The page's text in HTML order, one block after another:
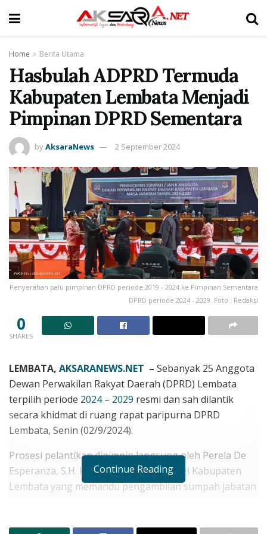
Home Berita Utama
Hasbulah ADPRD Termuda
Kabupaten Lembata Menjadi
Pimpinan DPRD Sementara
byAksaraNews 2 September 2024
Penyerahan palu pimpinan DPRD periode 2019 - 2024 ke Pimpinan Sementara
DPRD periode 2024 - 2029. Foto : Redaksi
0
SHARES
LEMBATA, AKSARANEWS.NET – Sebanyak 25 Anggota
Dewan Perwakilan Rakyat Daerah (DPRD) Lembata
terpilih periode 2024 – 2029 resmi dan sah dilantik
secara khidmat di ruang rapat paripurna DPRD
Lembata, Senin (02/9/2024).
Prosesi pelantikan dipimpin langsung oleh Perela De
Esperanza, S.H. Ketua Pengadilan Tinggi Kabupaten
Lembata yang memandu pengambilan sumpah jabatan
RELATED POSTS
Continue Reading